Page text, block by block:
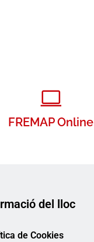
FREMAP Online
del lloc
de Cookies